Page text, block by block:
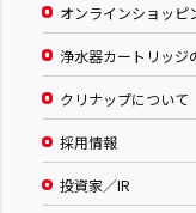
オンラインショッピ
浄水器カートリッジ
クリナップについて
採用情報
投資家／IR